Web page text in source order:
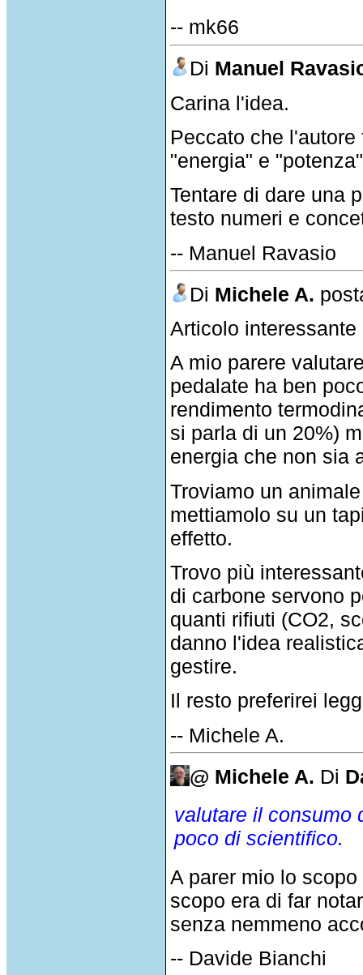
-- mk66
Di Manuel
Carina l'idea.
Peccato che
"energia" e
Tentare di dare una
testo numeri e
-- Manuel Ravasio
Di Michele A.
Articolo
A mio parere
pedalate ha ben
rendimento
si parla di un 20%)
energia che non sia
Troviamo un
mettiamolo su un
effetto.
Trovo più
di carbone servono
quanti rifiuti (CO2,
danno l'idea
gestire.
Il resto preferirei
-- Michele A.
@ Michele A. Di
valutare il consumo
poco di scientifico.
A parer mio lo
scopo era di far
senza nemmeno
-- Davide Bianchi